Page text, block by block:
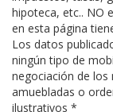
hipoteca, etc.. NO
en esta página
Los datos
ningún tipo de
negociación de
amuebladas o
ilustrativos *